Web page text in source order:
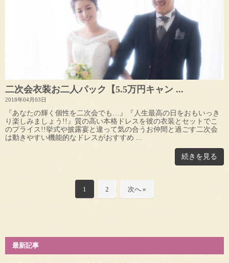
二次会衣装お二人パック【5.5万円キャン ...
2018年04月03日
『あなたの輝く個性を二次会でも…』『人生最高の日をおもいっき
り楽しみましょう!!』質の高い本格ドレスを彼の衣装とセットでこ
のプライス!!挙式や披露宴と違って気の合うお仲間と過ごす二次会
は動きやすい機能的なドレスがおすすめ ...
続きを見る
1 2 次へ »
最新記事